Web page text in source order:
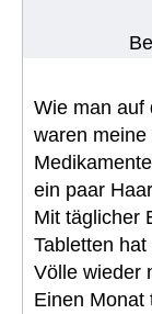
Wie man auf
waren
ein paar
Mit täglicher
Tabletten
Völle wieder
Einen Monat